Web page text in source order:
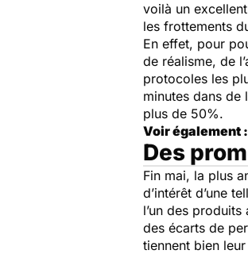
voilà un
les frottements
En effet, pour
de réalisme, de
protocoles les
minutes dans de
plus de 50%.
Voir également :
Des
Fin mai, la plus
d’intérêt d’une
l’un des
des écarts de
tiennent bien